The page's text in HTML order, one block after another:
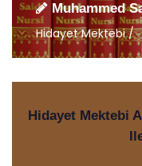
Muhammed
Hidayet Mektebi /
Hidayet Mektebi